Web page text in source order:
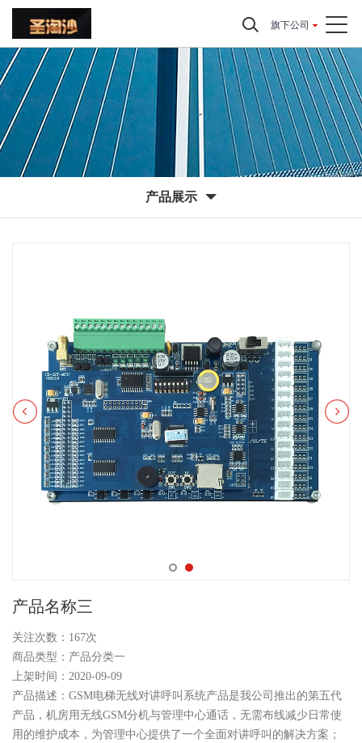
旗下公司
产品展示
产品名称三
关注次数： 167次
商品类型：产品分类一
上架时间：2020-09-09
产品描述：GSM电梯无线对讲呼叫系统产品是我公司推出的第五代
产品，机房用无线GSM分机与管理中心通话，无需布线减少日常使
用的维护成本，为管理中心提供了一个全面对讲呼叫的解决方案；